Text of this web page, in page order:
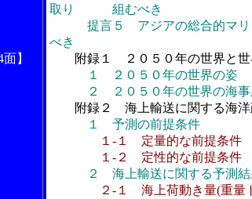
】
取り 組むべき
提言５ アジアの総合的マリ
べき
附録１ ２０５０年の世界と世
１ ２０５０年の世界の姿
２ ２０５０年の世界の海事
附録２ 海上輸送に関する海洋
１ 予測の前提条件
１-１ 定量的な前提条件
１-２ 定性的な前提条件
２ 海上輸送に関する予測結
２‐１ 海上荷動き量(重量